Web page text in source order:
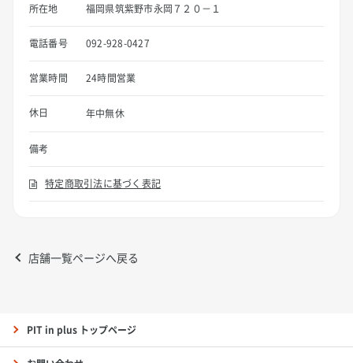
所在地 福岡県筑紫野市永岡７２０－１
電話番号 092-928-0427
営業時間 24時間営業
休日 年中無休
備考
特定商取引法に基づく表記
店舗一覧ページへ戻る
PIT in plus トップページ